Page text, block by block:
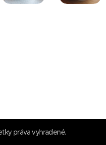
práva vyhradené.